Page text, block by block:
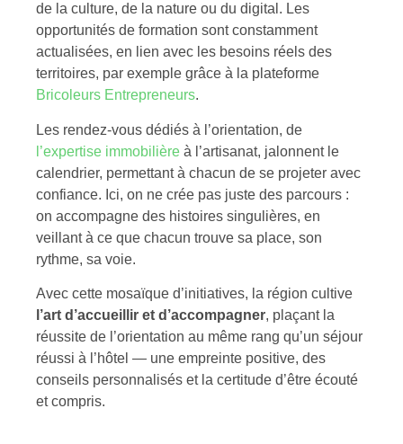
de la culture, de la nature ou du digital. Les
opportunités de formation sont constamment
actualisées, en lien avec les besoins réels des
territoires, par exemple grâce à la plateforme
Bricoleurs Entrepreneurs.
Les rendez-vous dédiés à l’orientation, de
l’expertise immobilière à l’artisanat, jalonnent le
calendrier, permettant à chacun de se projeter avec
confiance. Ici, on ne crée pas juste des parcours :
on accompagne des histoires singulières, en
veillant à ce que chacun trouve sa place, son
rythme, sa voie.
Avec cette mosaïque d’initiatives, la région cultive
l’art d’accueillir et d’accompagner, plaçant la
réussite de l’orientation au même rang qu’un séjour
réussi à l’hôtel — une empreinte positive, des
conseils personnalisés et la certitude d’être écouté
et compris.